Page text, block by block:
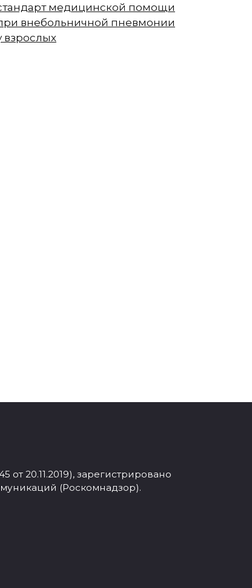
медицинской помощи
внебольничной пневмонии
взрослых
20.11.2019), зарегистрировано
(Роскомнадзор).